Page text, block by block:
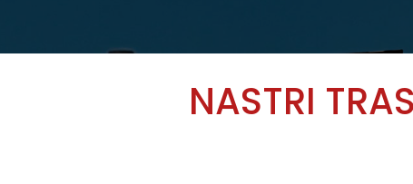
NASTRI